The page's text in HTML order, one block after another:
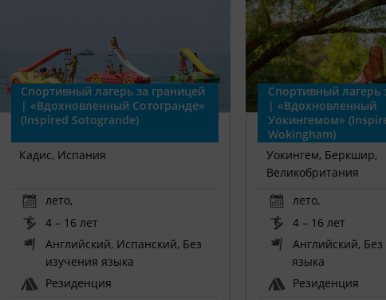
Спортивный лагерь за границей
| «Вдохновленный Сотогранде»
(Inspired Sotogrande)
Кадис, Испания
лето,
4 – 16 лет
Английский, Испанский, Без
изучения языка
Резиденция
Спортивный лагерь
| «Вдохновленный
Уокингемом»
Wokingham)
Уокингем, Беркшир,
Великобритания
лето,
4 – 16 лет
Английский,
языка
Резиденция